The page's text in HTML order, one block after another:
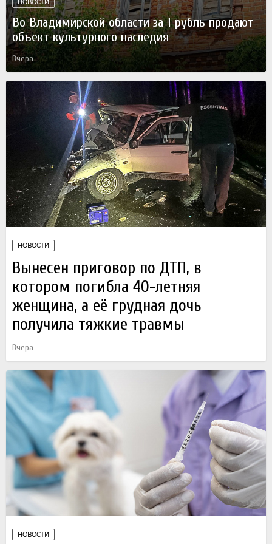
НОВОСТИ
Во Владимирской области за 1 рубль продают
объект культурного наследия
Вчера
НОВОСТИ
Вынесен приговор по ДТП, в
котором погибла 40-летняя
женщина, а её грудная дочь
получила тяжкие травмы
Вчера
НОВОСТИ